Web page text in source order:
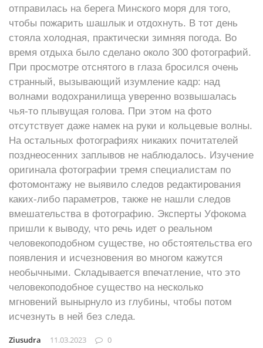
отправилась на берега Минского моря для того,
чтобы пожарить шашлык и отдохнуть. В тот день
стояла холодная, практически зимняя погода. Во
время отдыха было сделано около 300 фотографий.
При просмотре отснятого в глаза бросился очень
странный, вызывающий изумление кадр: над
волнами водохранилища уверенно возвышалась
чья-то плывущая голова. При этом на фото
отсутствует даже намек на руки и кольцевые волны.
На остальных фотографиях никаких почитателей
позднеосенних заплывов не наблюдалось. Изучение
оригинала фотографии тремя специалистам по
фотомонтажу не выявило следов редактирования
каких-либо параметров, также не нашли следов
вмешательства в фотографию. Эксперты Уфокома
пришли к выводу, что речь идет о реальном
человекоподобном существе, но обстоятельства его
появления и исчезновения во многом кажутся
необычными. Складывается впечатление, что это
человекоподобное существо на несколько
мгновений вынырнуло из глубины, чтобы потом
исчезнуть в ней без следа.
Ziusudra 11.03.2023 0